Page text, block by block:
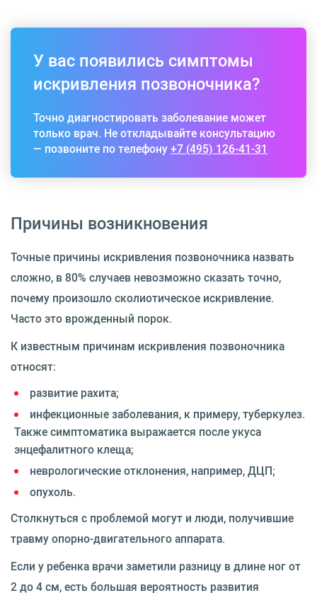
У вас появились симптомы
искривления позвоночника?
Точно диагностировать заболевание может
только врач. Не откладывайте консультацию
— позвоните по телефону+7 (495) 126-41-31
Причины возникновения
Точные причины искривления позвоночника назвать
сложно, в 80% случаев невозможно сказать точно,
почему произошло сколиотическое искривление.
Часто это врожденный порок.
К известным причинам искривления позвоночника
относят:
развитие рахита;
инфекционные заболевания, к примеру, туберкулез.
Также симптоматика выражается после укуса
энцефалитного клеща;
неврологические отклонения, например, ДЦП;
опухоль.
Столкнуться с проблемой могут и люди, получившие
травму опорно-двигательного аппарата.
Если у ребенка врачи заметили разницу в длине ног от
2 до 4 см, есть большая вероятность развития